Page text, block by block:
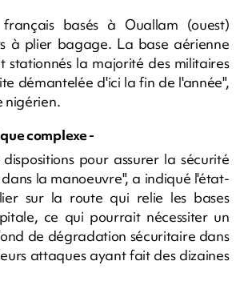
basés à Ouallam (ouest)
à plier bagage. La base aérienne
stationnés la majorité des militaires
démantelée d'ici la fin de l'année",
nigérien.
complexe -
pour assurer la sécurité
la manoeuvre", a indiqué l'état-
sur la route qui relie les bases
ce qui pourrait nécessiter un
de dégradation sécuritaire dans
attaques ayant fait des dizaines